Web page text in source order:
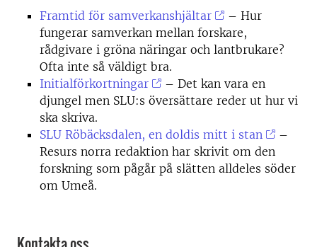
Framtid för samverkanshjältar – Hur
fungerar samverkan mellan forskare,
rådgivare i gröna näringar och lantbrukare?
Ofta inte så väldigt bra.
Initialförkortningar
– Det kan vara en
djungel men SLU:s översättare reder ut hur vi
ska skriva.
SLU Röbäcksdalen, en doldis mitt i stan
–
Resurs norra redaktion har skrivit om den
forskning som pågår på slätten alldeles söder
om Umeå.